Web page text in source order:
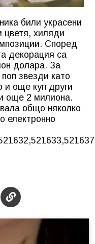
били украсени
цветя, хиляди
Според
декорация са
долара. За
звезди като
и още куп други
още 2 милиона.
общо няколко
електронно